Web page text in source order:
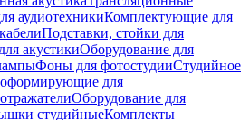
аудиотехникиКомплектующие для
Подставки, стойки для
акустикиОборудование для
Фоны для фотостудииСтудийное
для
Оборудование для
студийныеКомплекты